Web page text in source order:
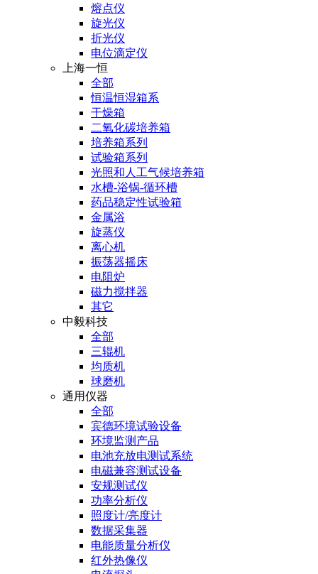
熔点仪
旋光仪
折光仪
电位滴定仪
上海一恒
全部
恒温恒湿箱系
干燥箱
二氧化碳培养箱
培养箱系列
试验箱系列
光照和人工气候培养箱
水槽-浴锅-循环槽
药品稳定性试验箱
金属浴
旋蒸仪
离心机
振荡器摇床
电阻炉
磁力搅拌器
其它
中毅科技
全部
三辊机
均质机
球磨机
通用仪器
全部
宾德环境试验设备
环境监测产品
电池充放电测试系统
电磁兼容测试设备
安规测试仪
功率分析仪
照度计/亮度计
数据采集器
电能质量分析仪
红外热像仪